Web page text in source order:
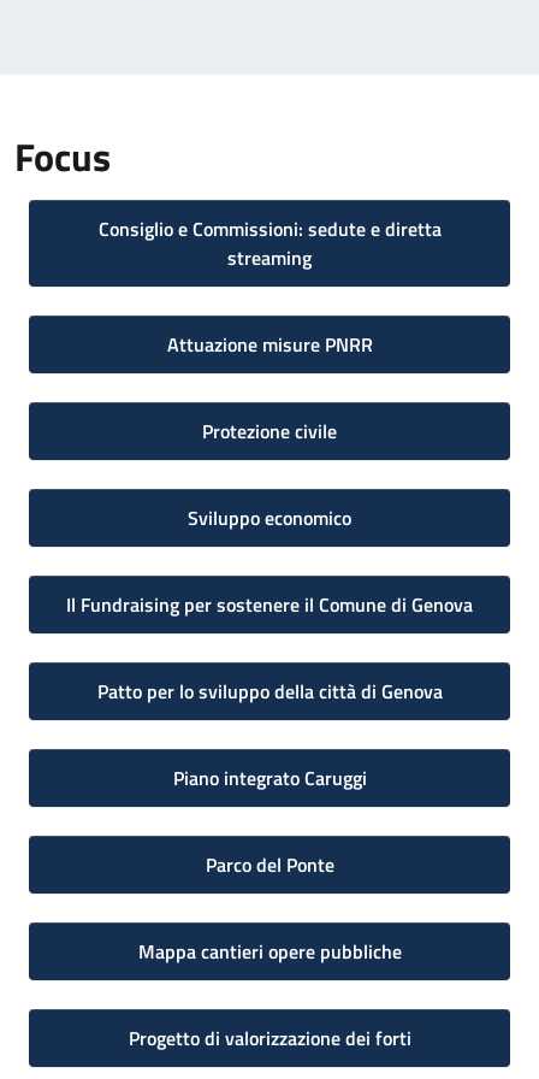
Focus
Consiglio e Commissioni: sedute e diretta
streaming
Attuazione misure PNRR
Protezione civile
Sviluppo economico
Il Fundraising per sostenere il Comune di Genova
Patto per lo sviluppo della città di Genova
Piano integrato Caruggi
Parco del Ponte
Mappa cantieri opere pubbliche
Progetto di valorizzazione dei forti